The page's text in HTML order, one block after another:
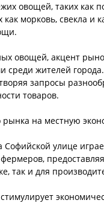
овощей, таких как
как морковь, свекла
овощей, акцент
среди жителей
запросы
товаров.
на местную
улице
так и для